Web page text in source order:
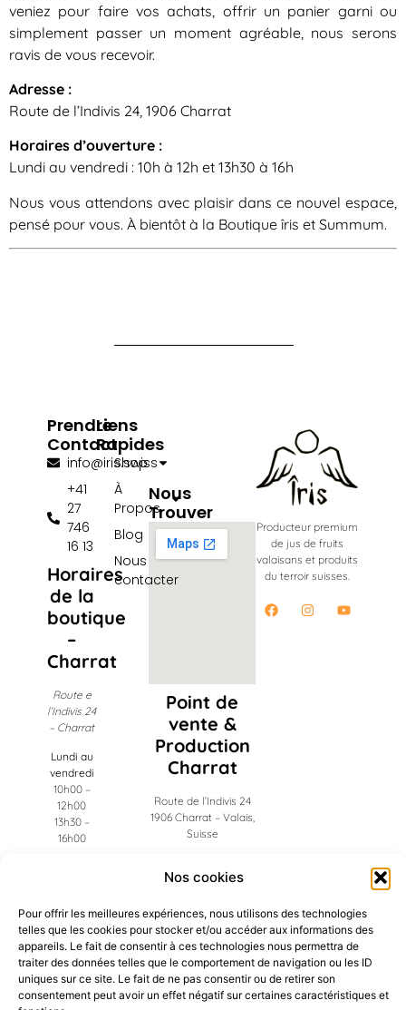
Nos cookies
Pour offrir les meilleures expériences, nous utilisons des technologies
telles que les cookies pour stocker et/ou accéder aux informations des
appareils. Le fait de consentir à ces technologies nous permettra de
traiter des données telles que le comportement de navigation ou les ID
uniques sur ce site. Le fait de ne pas consentir ou de retirer son
consentement peut avoir un effet négatif sur certaines caractéristiques et
veniez pour faire vos achats, offrir un panier garni ou
simplement passer un moment agréable, nous serons
ravis de vous recevoir.
Adresse :
Route de l’Indivis 24, 1906 Charrat
Horaires d’ouverture :
Lundi au vendredi : 10h à 12h et 13h30 à 16h
Nous vous attendons avec plaisir dans ce nouvel espace,
pensé pour vous. À bientôt à la Boutique îris et Summum.
Prendre
Contact
info@iris.swiss
+41
27
746
16 13
Horaires
de la
boutique
–
Charrat
Route e
l’Indivis 24
– Charrat
Lundi au
vendredi
10h00 –
12h00
13h30 –
16h00
Liens
Rapides
Shop
À
Propos
Blog
Nous
contacter
Nous
Trouver
Point de
vente &
Production
Charrat
Route de l’Indivis 24
1906 Charrat – Valais,
Suisse
Administration
Ch. des Frigos 19
1908 Riddes – Valais,
Suisse
Producteur premium
de jus de fruits
valaisans et produits
du terroir suisses.